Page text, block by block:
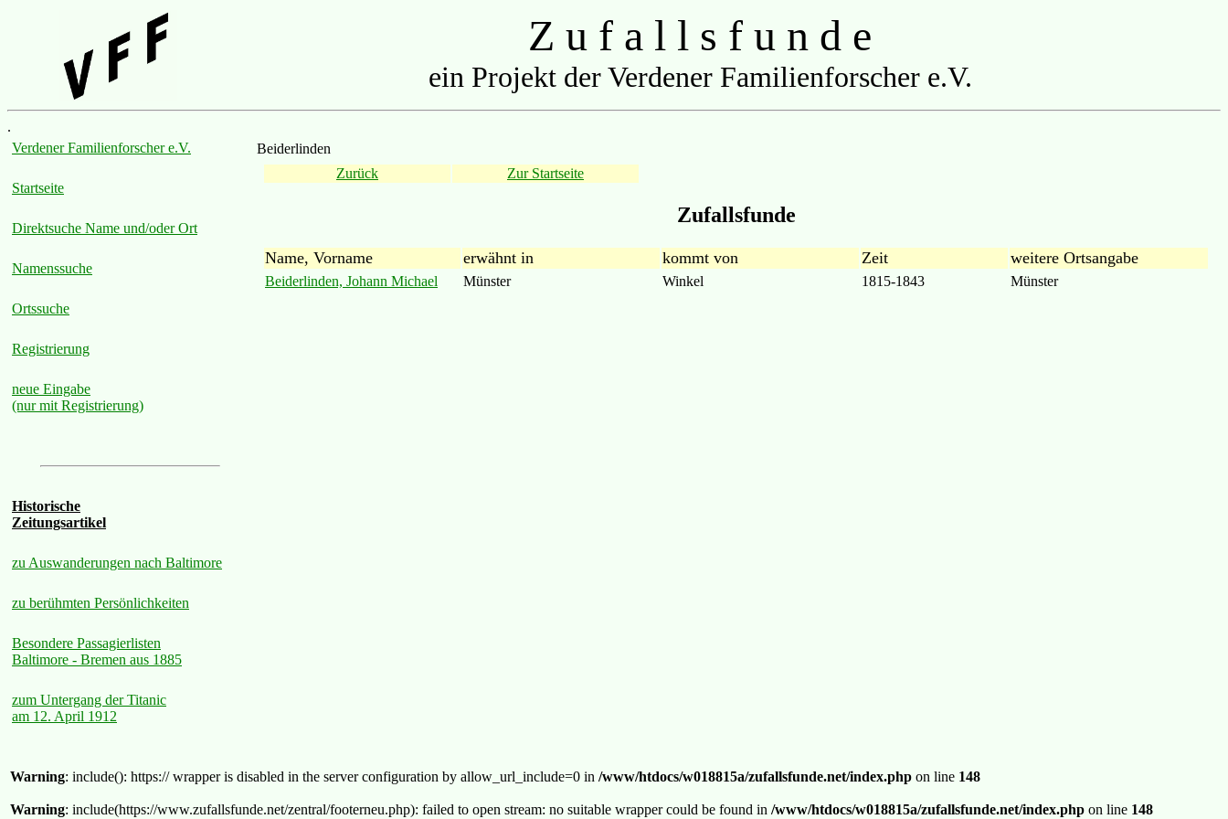
Z u f a l l s f u n d e
ein Projekt der Verdener Familienforscher e.V.
.
Verdener Familienforscher e.V.
Startseite
Direktsuche Name und/oder Ort
Namenssuche
Ortssuche
Registrierung
neue Eingabe
(nur mit Registrierung)
Historische
Zeitungsartikel
zu Auswanderungen nach Baltimore
zu berühmten Persönlichkeiten
Besondere Passagierlisten
Baltimore - Bremen aus 1885
zum Untergang der Titanic
am 12. April 1912
Beiderlinden
Zurück
Zur Startseite
Zufallsfunde
Name, Vorname erwähnt in kommt von Zeit weitere Ortsangabe
Beiderlinden, Johann Michael Münster Winkel 1815-1843 Münster
Warning: include(): https:// wrapper is disabled in the server configuration by allow_url_include=0 in /www/htdocs/w018815a/zufallsfunde.net/index.php on line 148
Warning: include(https://www.zufallsfunde.net/zentral/footerneu.php): failed to open stream: no suitable wrapper could be found in /www/htdocs/w018815a/zufallsfunde.net/index.php on line 148